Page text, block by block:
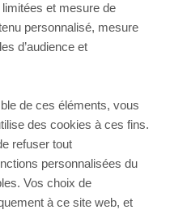
et mesure de
personnalisé, mesure
d’audience et
de ces éléments, vous
des cookies à ces fins.
refuser tout
personnalisées du
Vos choix de
à ce site web, et
go back.